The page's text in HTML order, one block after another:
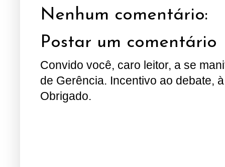
Nenhum comentário:
Postar um comentário
Convido você, caro leitor, a se
de Gerência. Incentivo ao debate,
Obrigado.